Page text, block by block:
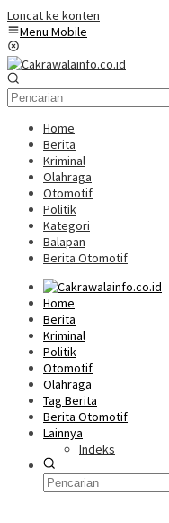
Loncat ke konten
Menu Mobile
Home
Berita
Kriminal
Olahraga
Otomotif
Politik
Kategori
Balapan
Berita Otomotif
Home
Berita
Kriminal
Politik
Otomotif
Olahraga
Tag Berita
Berita Otomotif
Lainnya
Indeks